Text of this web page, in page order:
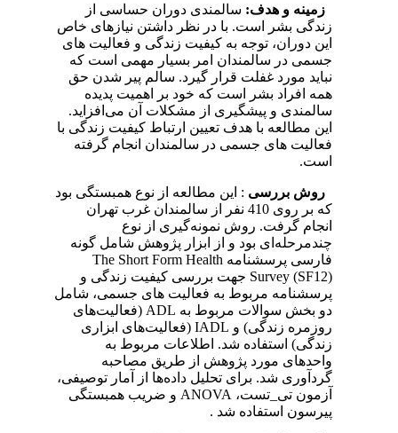
زمینه و هدف:سالمندی دوران حساسی از
زندگی بشر است. با در نظر داشتن نیازهای خاص
این دوران، توجه به کیفیت زندگی و فعالیت های
جسمی در سالمندان امر بسیار مهمی است که
نباید مورد غفلت قرار گیرد. سالم پیر شدن حق
همه افراد بشر است که خود بر اهمیت پدیده
سالمندی و پیشگیری از مشکلات آن می‌افزاید.
این مطالعه با هدف تعیین ارتباط کیفیت زندگی با
فعالیت های جسمی در سالمندان انجام گرفته
است.
روش بررسی : این مطالعه از نوع همبستگی بود
که بر روی 410 نفر از سالمندان غرب تهران
انجام گرفت. روش نمونه‌گیری از نوع
چندمرحله‌ای بود و از ابزار پژوهش شامل گونه
فارسی پرسشنامه The Short Form Health
Survey (SF12) جهت بررسی کیفیت زندگی و
پرسشنامه مربوط به فعالیت های جسمی، شامل
دو بخش سوالات مربوط به ADL (فعالیت‌های
روزمره زندگی) و IADL (فعالیت‌های ابزاری
زندگی) استفاده شد. اطلاعات مربوط به
واحدهای مورد پژوهش از طریق مصاحبه
گردآوری شد. برای تحلیل داده‌ها از آمار توصیفی،
آزمون تی_تست، ANOVA و ضریب همبستگی
پیرسون استفاده شد .